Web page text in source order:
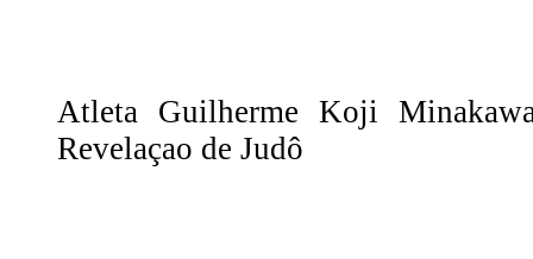
Atleta Guilherme Koji
Revelaçao de Judô